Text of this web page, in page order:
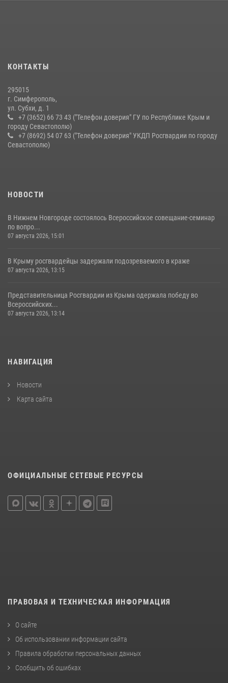
КОНТАКТЫ
295015
г. Симферополь,
ул. Субхи, д. 1
+7 (3652) 66 73 43 ("Телефон доверия" ГУ по Республике Крым и
городу Севастополю)
+7 (8692) 54 07 63 ("Телефон доверия" УКДП Росгвардии по городу
Севастополю)
НОВОСТИ
В Нижнем Новгороде состоялось Всероссийское совещание-семинар
по вопро...
07 августа 2026, 15:01
В Крыму росгвардейцы задержали подозреваемого в краже
07 августа 2026, 13:15
Представительница Росгвардии из Крыма одержала победу во
Всероссийских...
07 августа 2026, 13:14
НАВИГАЦИЯ
Новости
Карта сайта
ОФИЦИАЛЬНЫЕ СЕТЕВЫЕ РЕСУРСЫ
ПРАВОВАЯ И ТЕХНИЧЕСКАЯ ИНФОРМАЦИЯ
О сайте
Об использовании информации сайта
Правила обработки персональных данных
Сообщить об ошибках